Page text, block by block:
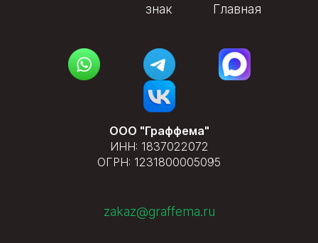
знак
Главная
ООО "Граффема"
ИНН: 1837022072
ОГРН: 1231800005095
zakaz@graffema.ru